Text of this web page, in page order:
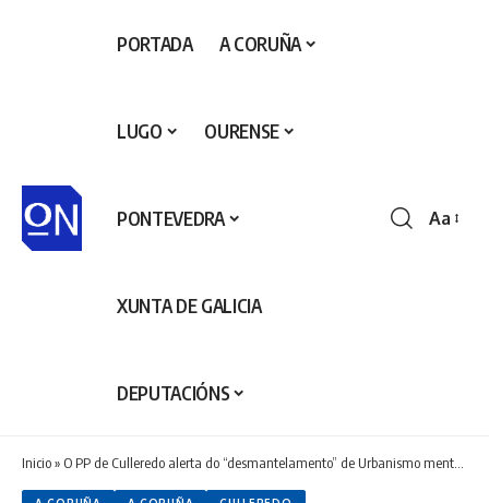
PORTADA A CORUÑA
LUGO OURENSE
PONTEVEDRA
XUNTA DE GALICIA
DEPUTACIÓNS
Aa
Inicio» O PP de Culleredo alerta do “desmantelamento” de Urbanismo mentres o PXOM segue paralizado